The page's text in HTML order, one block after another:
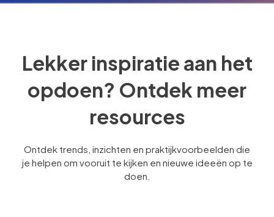
Lekker inspiratie aan het
opdoen? Ontdek meer
resources
Ontdek trends, inzichten en praktijkvoorbeelden die
je helpen om vooruit te kijken en nieuwe ideeën op te
doen.